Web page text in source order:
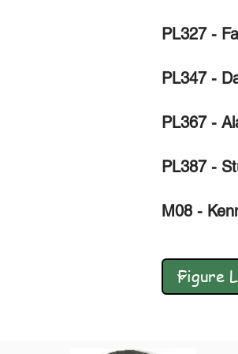
PL327 -
PL347 -
PL367 -
PL387 -
M08 -